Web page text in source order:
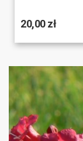
20,00 zł